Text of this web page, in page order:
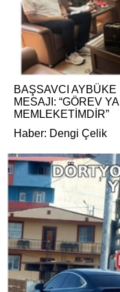
BAŞSAVCI
MESAJI: “GÖREV
MEMLEKETİMDİR”
Haber: Dengi Çelik